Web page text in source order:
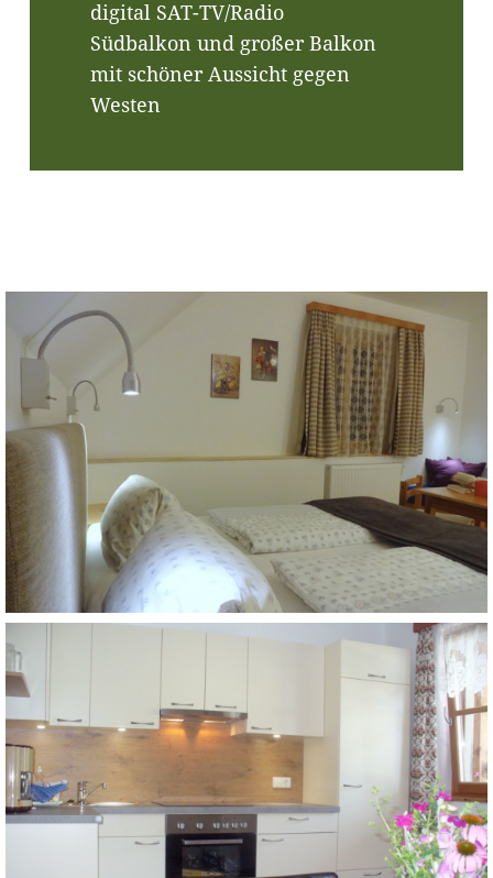
digital SAT-TV/Radio
Südbalkon und großer Balkon
mit schöner Aussicht gegen
Westen